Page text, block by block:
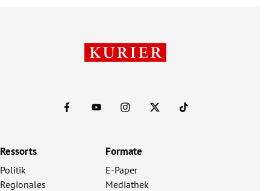
Ressorts
Politik
Regionales
Formate
E-Paper
Mediathek